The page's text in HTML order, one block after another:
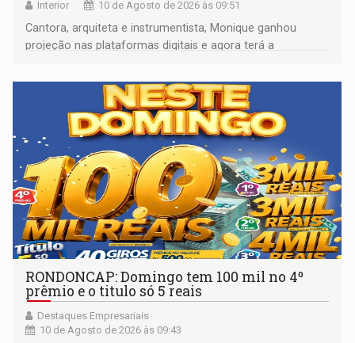
Interior 10 de Agosto de 2026 às 09:51
Cantora, arquiteta e instrumentista, Monique ganhou
projeção nas plataformas digitais e agora terá a
nacional
RONDONCAP: Domingo tem 100 mil no 4º
prêmio e o titulo só 5 reais
Destaques Empresariais
10 de Agosto de 2026 às 09:43